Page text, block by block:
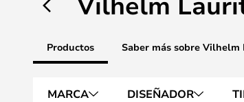
Productos Saber más sobre Vilhelm
MARCA DISEÑADOR